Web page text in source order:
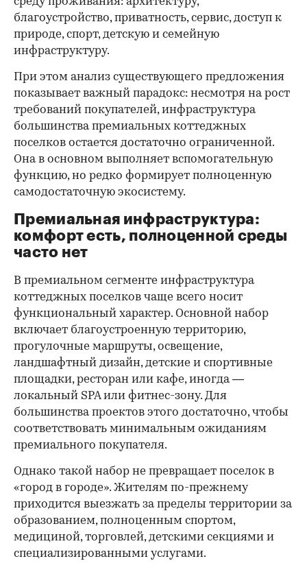
благоустройство, приватность, сервис, доступ к
природе, спорт, детскую и семейную
инфраструктуру.
При этом анализ существующего предложения
показывает важный парадокс: несмотря на рост
требований покупателей, инфраструктура
большинства премиальных коттеджных
поселков остается достаточно ограниченной.
Она в основном выполняет вспомогательную
функцию, но редко формирует полноценную
самодостаточную экосистему.
Премиальная инфраструктура:
комфорт есть, полноценной среды
часто нет
00:00 / 00:00
В премиальном сегменте инфраструктура
коттеджных поселков чаще всего носит
функциональный характер. Основной набор
включает благоустроенную территорию,
прогулочные маршруты, освещение,
ландшафтный дизайн, детские и спортивные
площадки, ресторан или кафе, иногда —
локальный SPA или фитнес-зону. Для
большинства проектов этого достаточно, чтобы
соответствовать минимальным ожиданиям
премиального покупателя.
Однако такой набор не превращает поселок в
«город в городе». Жителям по-прежнему
приходится выезжать за пределы территории за
образованием, полноценным спортом,
медициной, торговлей, детскими секциями и
специализированными услугами.